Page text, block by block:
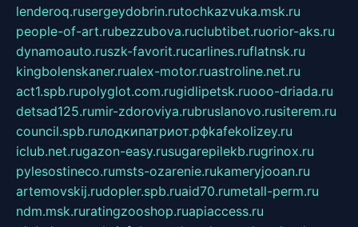
lenderoq.rusergeydobrin.rutochkazvuka.msk.ru
people-of-art.rubezzubova.ruclubtibet.ruorior-aks.ru
dynamoauto.ruszk-favorit.rucarlines.ruflatnsk.ru
kingbolenskaner.rualex-motor.ruastroline.net.ru
act1.spb.rupolyglot.com.rugidlipetsk.ruooo-driada.ru
detsad125.rumir-zdoroviya.rubruslanovo.rusiterem.ru
council.spb.ruлодкипатриот.рфkafekolizey.ru
iclub.net.rugazon-easy.rusugarepilekb.rugrinox.ru
pylesostineco.rumsts-ozarenie.rukameryjooan.ru
artemovskij.rudopler.spb.ruaid70.rumetall-perm.ru
ndm.msk.ruratingzooshop.ruapiaccess.ru